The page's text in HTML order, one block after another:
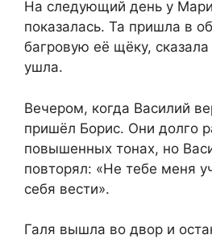
На следующий день у
показалась. Та пришла в
багровую её щёку,
ушла.
Вечером, когда Василий
пришёл Борис. Они долго
повышенных тонах, но
повторял: «Не тебе меня
себя вести».
Галя вышла во двор и